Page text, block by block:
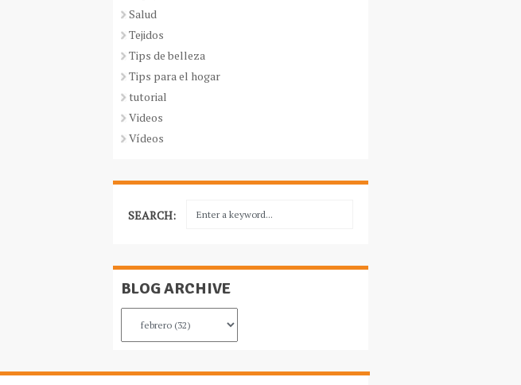
Salud
Tejidos
Tips de belleza
Tips para el hogar
tutorial
Videos
Vídeos
SEARCH:
BLOG ARCHIVE